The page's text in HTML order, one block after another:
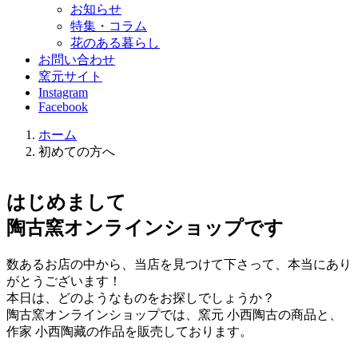
お知らせ
特集・コラム
花のある暮らし
お問い合わせ
窯元サイト
Instagram
Facebook
ホーム
初めての方へ
はじめまして
陶古窯オンラインショップです
数あるお店の中から、当店を見つけて下さって、本当にあり
がとうございます！
本日は、どのようなものをお探しでしょうか？
陶古窯オンラインショップでは、窯元 小西陶古の商品と、
作家 小西陶藏の作品を販売しております。